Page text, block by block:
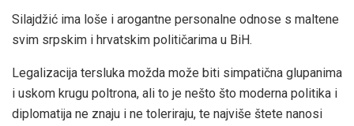
Silajdžić ima loše i arogantne personalne odnose s maltene
svim srpskim i hrvatskim političarima u BiH.
Legalizacija tersluka možda može biti simpatična glupanima
i uskom krugu poltrona, ali to je nešto što moderna politika i
diplomatija ne znaju i ne toleriraju, te najviše štete nanosi